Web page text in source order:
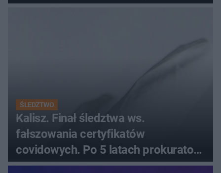
zamyka sprawę
ŚLEDZTWO
Kalisz. Finał śledztwa ws.
fałszowania certyfikatów
covidowych. Po 5 latach prokurator
zamyka sprawę